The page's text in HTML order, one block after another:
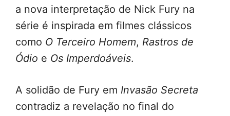
a nova interpretação de Nick Fury na
série é inspirada em filmes clássicos
como O Terceiro Homem, Rastros de
Ódio e Os Imperdoáveis.
A solidão de Fury em Invasão Secreta
contradiz a revelação no final do